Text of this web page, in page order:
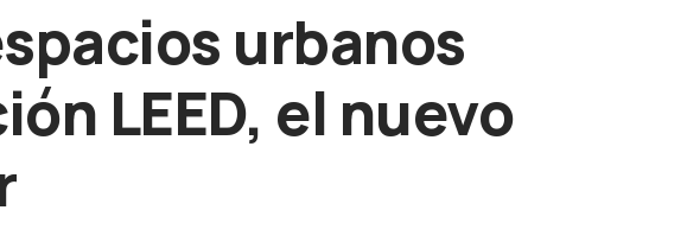
urbanos
LEED, el nuevo